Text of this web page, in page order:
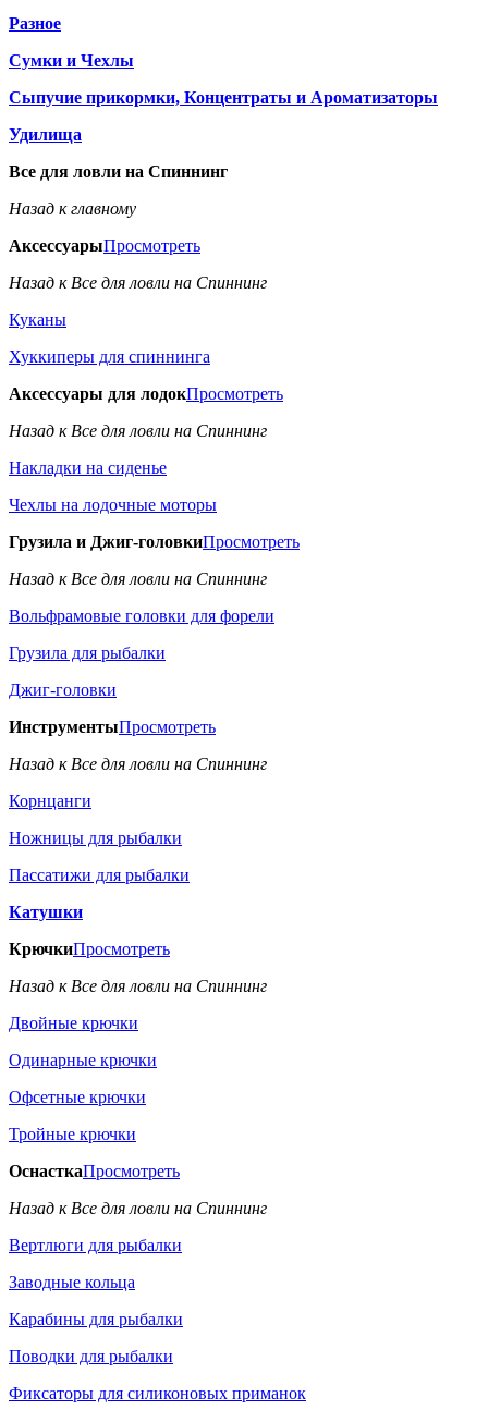
Разное
Сумки и Чехлы
Сыпучие прикормки, Концентраты и Ароматизаторы
Удилища
Все для ловли на Спиннинг
Назад к главному
АксессуарыПросмотреть
Назад к Все для ловли на Спиннинг
Куканы
Хуккиперы для спиннинга
Аксессуары для лодокПросмотреть
Назад к Все для ловли на Спиннинг
Накладки на сиденье
Чехлы на лодочные моторы
Грузила и Джиг-головкиПросмотреть
Назад к Все для ловли на Спиннинг
Вольфрамовые головки для форели
Грузила для рыбалки
Джиг-головки
ИнструментыПросмотреть
Назад к Все для ловли на Спиннинг
Корнцанги
Ножницы для рыбалки
Пассатижи для рыбалки
Катушки
КрючкиПросмотреть
Назад к Все для ловли на Спиннинг
Двойные крючки
Одинарные крючки
Офсетные крючки
Тройные крючки
ОснасткаПросмотреть
Назад к Все для ловли на Спиннинг
Вертлюги для рыбалки
Заводные кольца
Карабины для рыбалки
Поводки для рыбалки
Фиксаторы для силиконовых приманок